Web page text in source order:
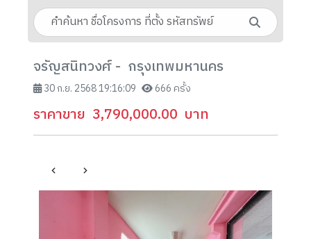
จรัญสนิทวงศ์ - กรุงเทพมหานคร
30 ก.ย. 2568 19:16:09 666 ครั้ง
ราคาขาย 3,790,000.00 บาท